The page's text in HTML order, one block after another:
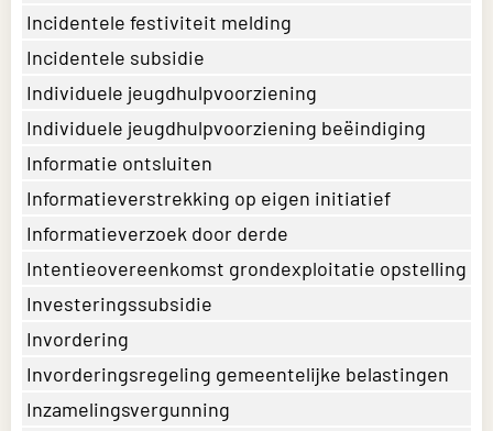
Incidentele festiviteit melding
Incidentele subsidie
Individuele jeugdhulpvoorziening
Individuele jeugdhulpvoorziening beëindiging
Informatie ontsluiten
Informatieverstrekking op eigen initiatief
Informatieverzoek door derde
Intentieovereenkomst grondexploitatie opstelling
Investeringssubsidie
Invordering
Invorderingsregeling gemeentelijke belastingen
Inzamelingsvergunning